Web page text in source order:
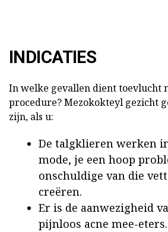
INDICATIES
In welke gevallen dient toevlucht
procedure? Mezokokteyl gezicht
zijn, als u:
De talgklieren werken
mode, je een hoop
onschuldige van die
creëren.
Er is de aanwezigheid
pijnloos acne mee-eters.